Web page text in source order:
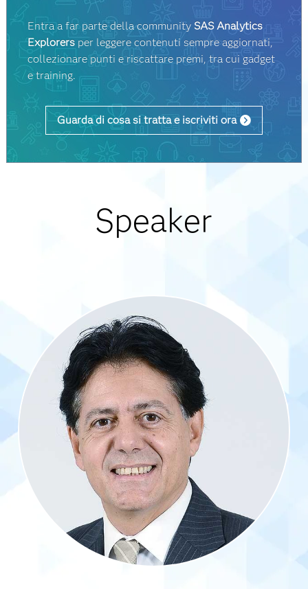
Entra a far parte della community SAS Analytics
Explorersper leggere contenuti sempre aggiornati,
collezionare punti e riscattare premi, tra cui gadget
e training.
Guarda di cosa si tratta e iscriviti ora
Speaker